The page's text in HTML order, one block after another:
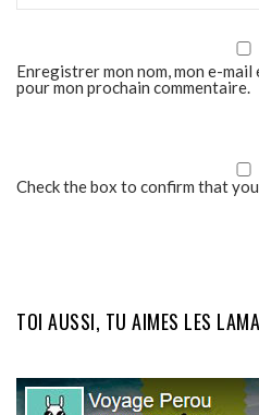
Enregistrer mon nom, mon e-
pour mon prochain commentaire.
Check the box to confirm that
TOI AUSSI, TU AIMES LES